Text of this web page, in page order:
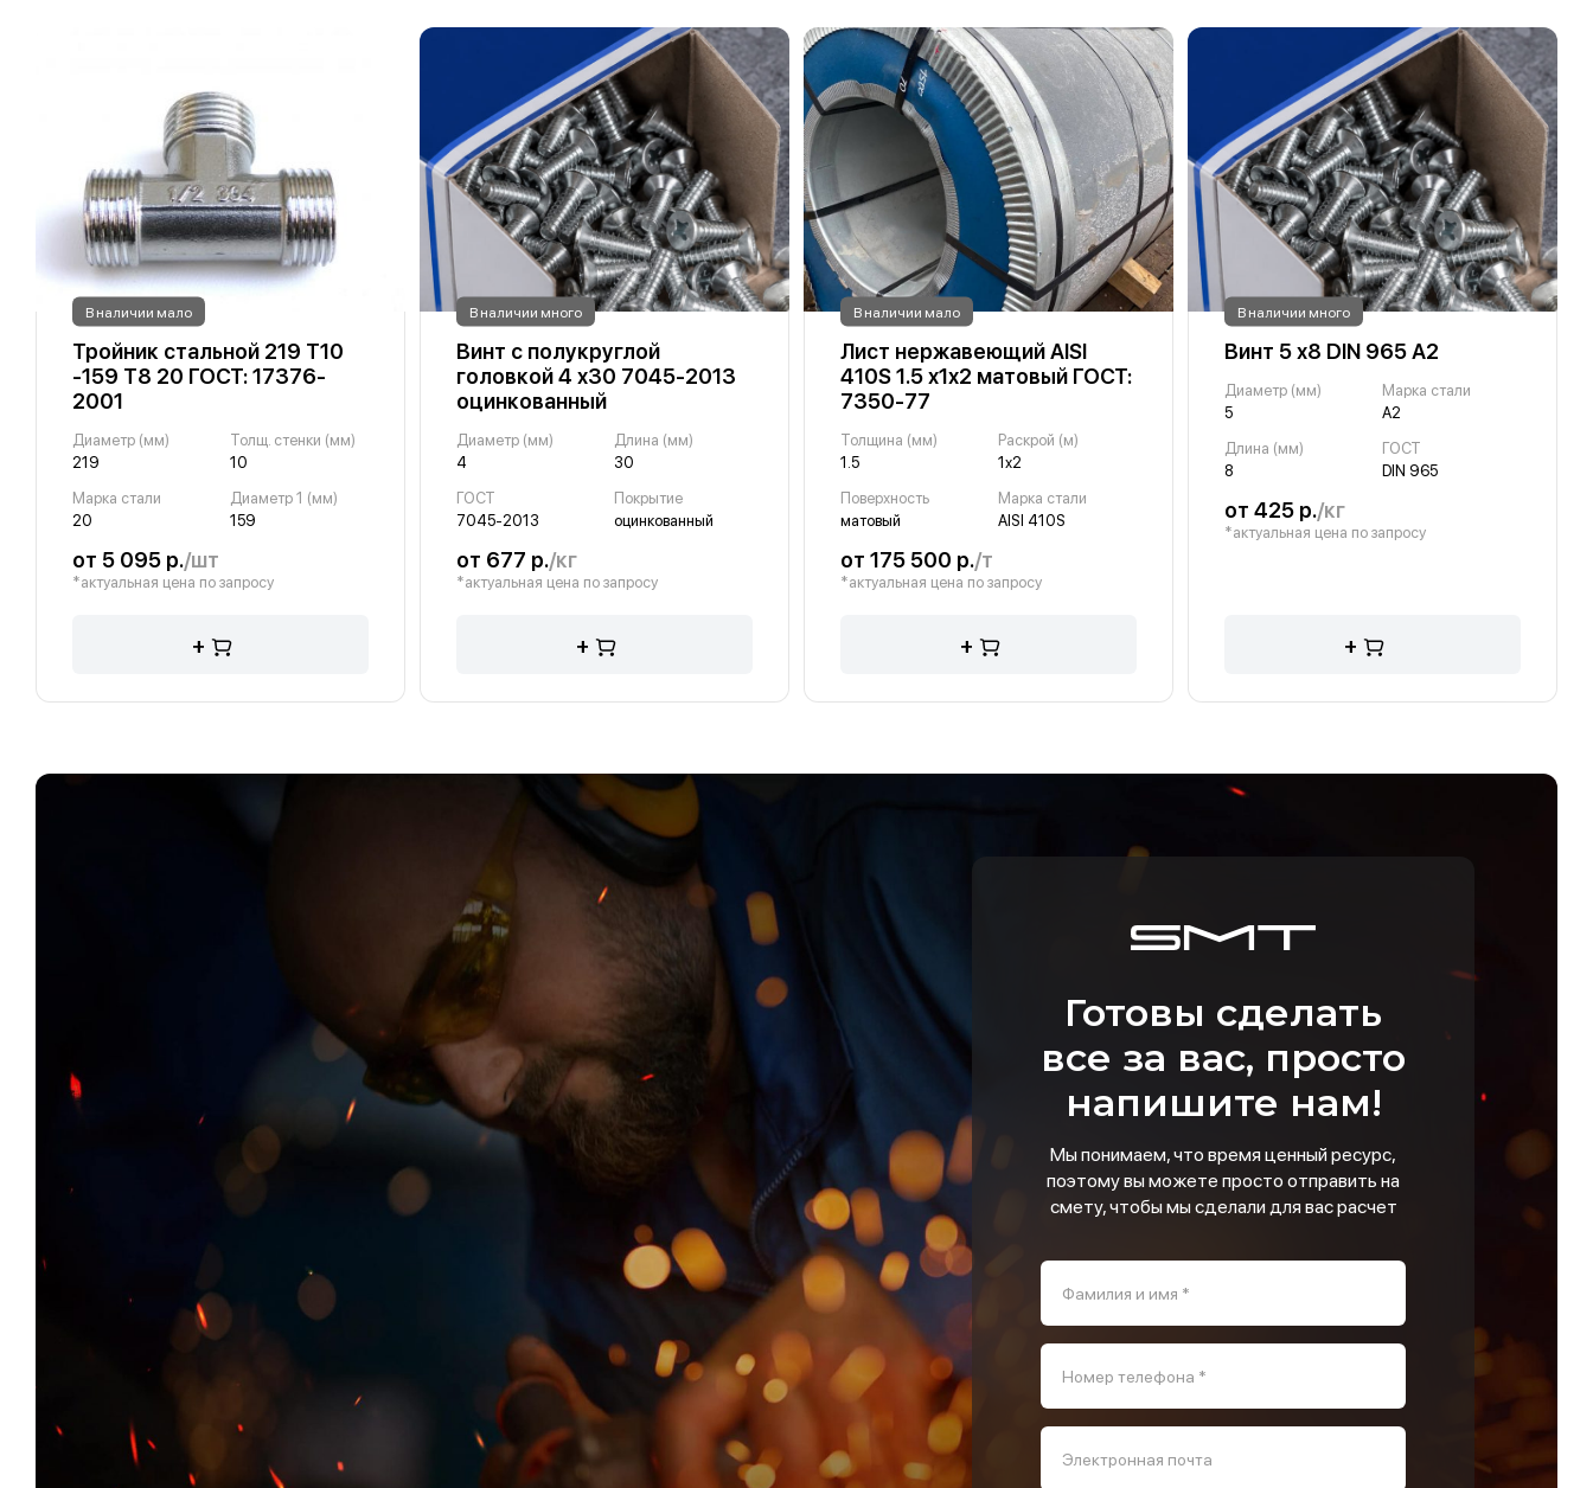
В наличии мало
Тройник стальной 219 Т10
-159 Т8 20 ГОСТ: 17376-
2001
Диаметр (мм)
219
Толщ. стенки (мм)
10
Марка стали
20
Диаметр 1 (мм)
159
от 5 095 р./шт
*актуальная цена по запросу
+
В наличии много
Винт с полукруглой
головкой 4 х30 7045-2013
оцинкованный
Диаметр (мм)
4
Длина (мм)
30
ГОСТ
7045-2013
Покрытие
оцинкованный
от 677 р./кг
*актуальная цена по запросу
+
В наличии мало
Лист нержавеющий AISI
410S 1.5 х1х2 матовый ГОСТ:
7350-77
Толщина (мм)
1.5
Раскрой (м)
1х2
Поверхность
матовый
Марка стали
AISI 410S
от 175 500 р./т
*актуальная цена по запросу
+
В наличии много
Винт 5 х8 DIN 965 А2
Диаметр (мм)
5
Марка стали
А2
Длина (мм)
8
ГОСТ
DIN 965
от 425 р./кг
*актуальная цена по запросу
+
Готовы сделать
все за вас, просто
напишите нам!
Мы понимаем, что время ценный ресурс,
поэтому вы можете просто отправить на
смету, чтобы мы сделали для вас расчет
Фамилия и имя *
Номер телефона *
Электронная почта